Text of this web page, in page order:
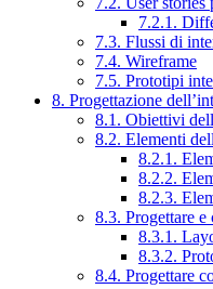
7.2.1.
7.3. Flussi di
7.4. Wireframe
7.5. Prototipi
8. Progettazione
8.1. Obiettivi
8.2. Elementi
8.2.1.
8.2.2.
8.2.3.
8.3. Progettare e
8.3.1.
8.3.2.
8.4. Progettare